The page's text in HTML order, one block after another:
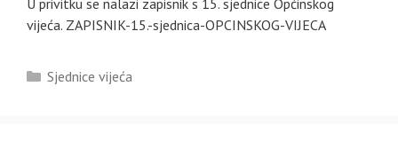
U privitku se nalazi zapisnik s 15. sjednice Općinskog
vijeća. ZAPISNIK-15.-sjednica-OPCINSKOG-VIJECA
Kategorije
Sjednice vijeća